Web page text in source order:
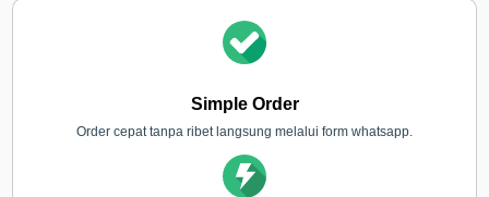
Simple Order
Order cepat tanpa ribet langsung melalui form whatsapp.